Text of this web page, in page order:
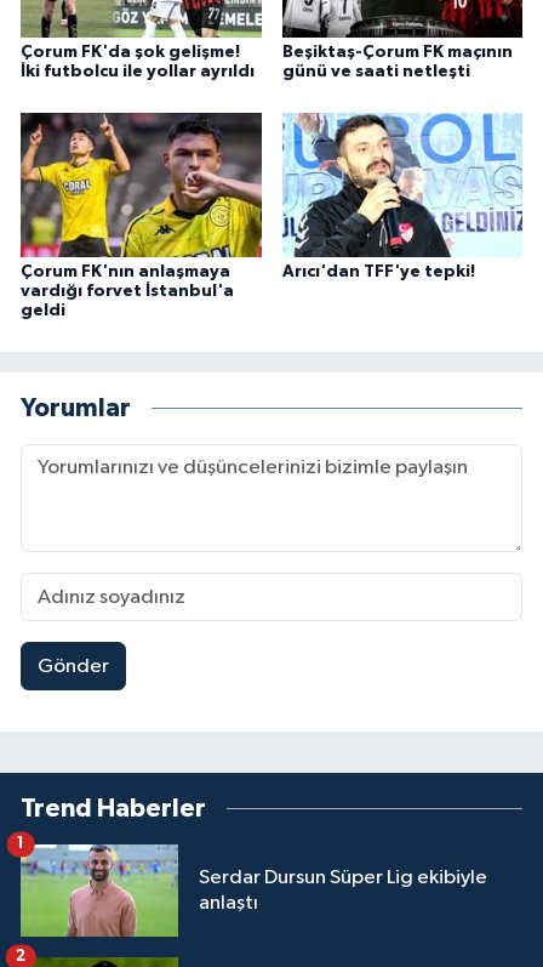
Çorum FK'da şok gelişme!
İki futbolcu ile yollar ayrıldı
Beşiktaş-Çorum FK maçının
günü ve saati netleşti
Çorum FK'nın anlaşmaya
vardığı forvet İstanbul'a
geldi
Arıcı'dan TFF'ye tepki!
Yorumlar
Gönder
Trend Haberler
Serdar Dursun Süper Lig ekibiyle
anlaştı
1
2